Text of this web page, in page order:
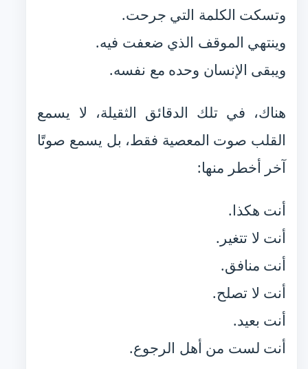
وتسكت الكلمة التي جرحت.
وينتهي الموقف الذي ضعفت فيه.
ويبقى الإنسان وحده مع نفسه.
هناك، في تلك الدقائق الثقيلة، لا يسمع
القلب صوت المعصية فقط، بل يسمع صوتًا
آخر أخطر منها:
أنت هكذا.
أنت لا تتغير.
أنت منافق.
أنت لا تصلح.
أنت بعيد.
أنت لست من أهل الرجوع.